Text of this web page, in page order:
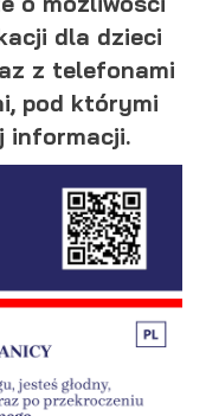
dla dzieci
z telefonami
pod którymi
informacji.
partnerami
w charakterze
w postaci
społecznościowych.